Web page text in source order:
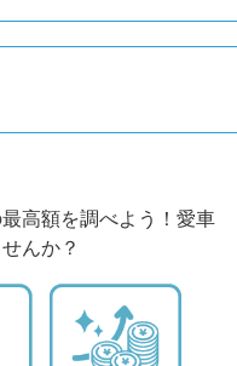
高額を調べよう！愛車
んか？